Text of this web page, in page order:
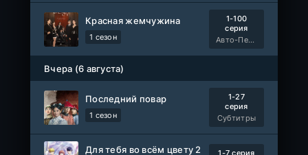
Красная жемчужина
1 сезон
1-100
серия
Авто-Перевод
Вчера (6 августа)
Последний повар
1 сезон
1-27
серия
Субтитры
Для тебя во всём цвету 2
1-7 серия